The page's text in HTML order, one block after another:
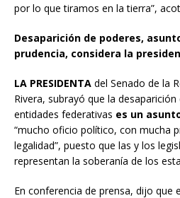
por lo que tiramos en la tierra”,
Desaparición de poderes,
prudencia, considera la
LA PRESIDENTA del Senado de la
Rivera, subrayó que la
entidades federativas es un
“mucho oficio político, con mucha
legalidad”, puesto que las y los
representan la soberanía de los
En conferencia de prensa, dijo que